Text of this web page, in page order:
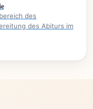
des
des Abiturs im